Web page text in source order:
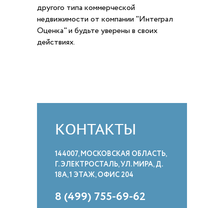
другого типа коммерческой
недвижимости от компании "Интеграл
Оценка" и будьте уверены в своих
действиях.
КОНТАКТЫ
144007, МОСКОВСКАЯ ОБЛАСТЬ,
Г. ЭЛЕКТРОСТАЛЬ, УЛ. МИРА, Д.
18А, 1 ЭТАЖ, ОФИС 204
8 (499) 755-69-62